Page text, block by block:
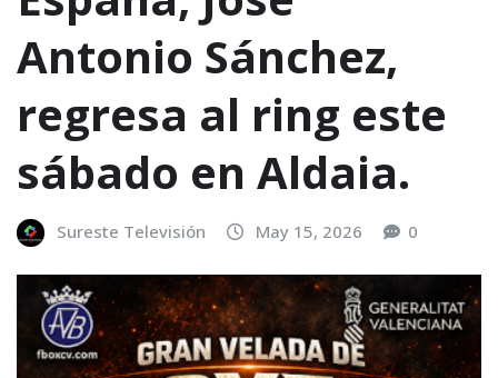
Antonio Sánchez,
regresa al ring este
sábado en Aldaia.
Sureste Televisión May 15, 2026 0